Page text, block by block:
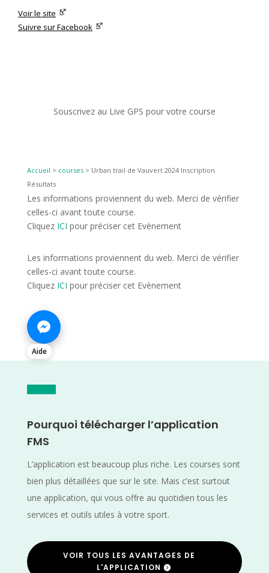
Voir le site
Suivre sur Facebook
Souscrivez au Live GPS pour votre course
Accueil > courses> Urban trail de Vauvert 2024 Inscription
Résultats
Les informations proviennent du web. Merci de vérifier
celles-ci avant toute course.
Cliquez ICI pour préciser cet Evènement
Les informations proviennent du web. Merci de vérifier
celles-ci avant toute course.
Cliquez ICI pour préciser cet Evènement
Aide
Pourquoi télécharger l’application
FMS
L’application est beaucoup plus riche. Les courses sont
bien plus détaillées que sur le site. Mais c’est surtout
une application, qui vous offre au quotidien tous les
services et outils utiles à votre sport.
VOIR TOUS LES AVANTAGES DE
L'APPLICATION